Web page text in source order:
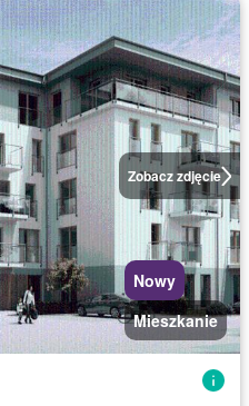
Zobacz zdjęcie
Nowy
Mieszkanie